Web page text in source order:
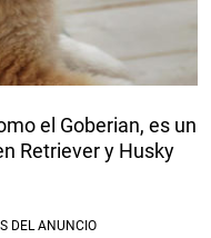
el Goberian, es un
Retriever y Husky